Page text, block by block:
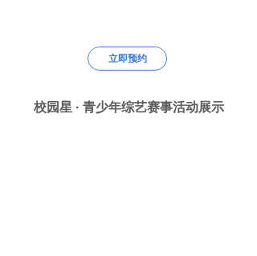
教—我们是良师；育—我们是益友。
立即预约
校园星 · 青少年综艺赛事活动展示